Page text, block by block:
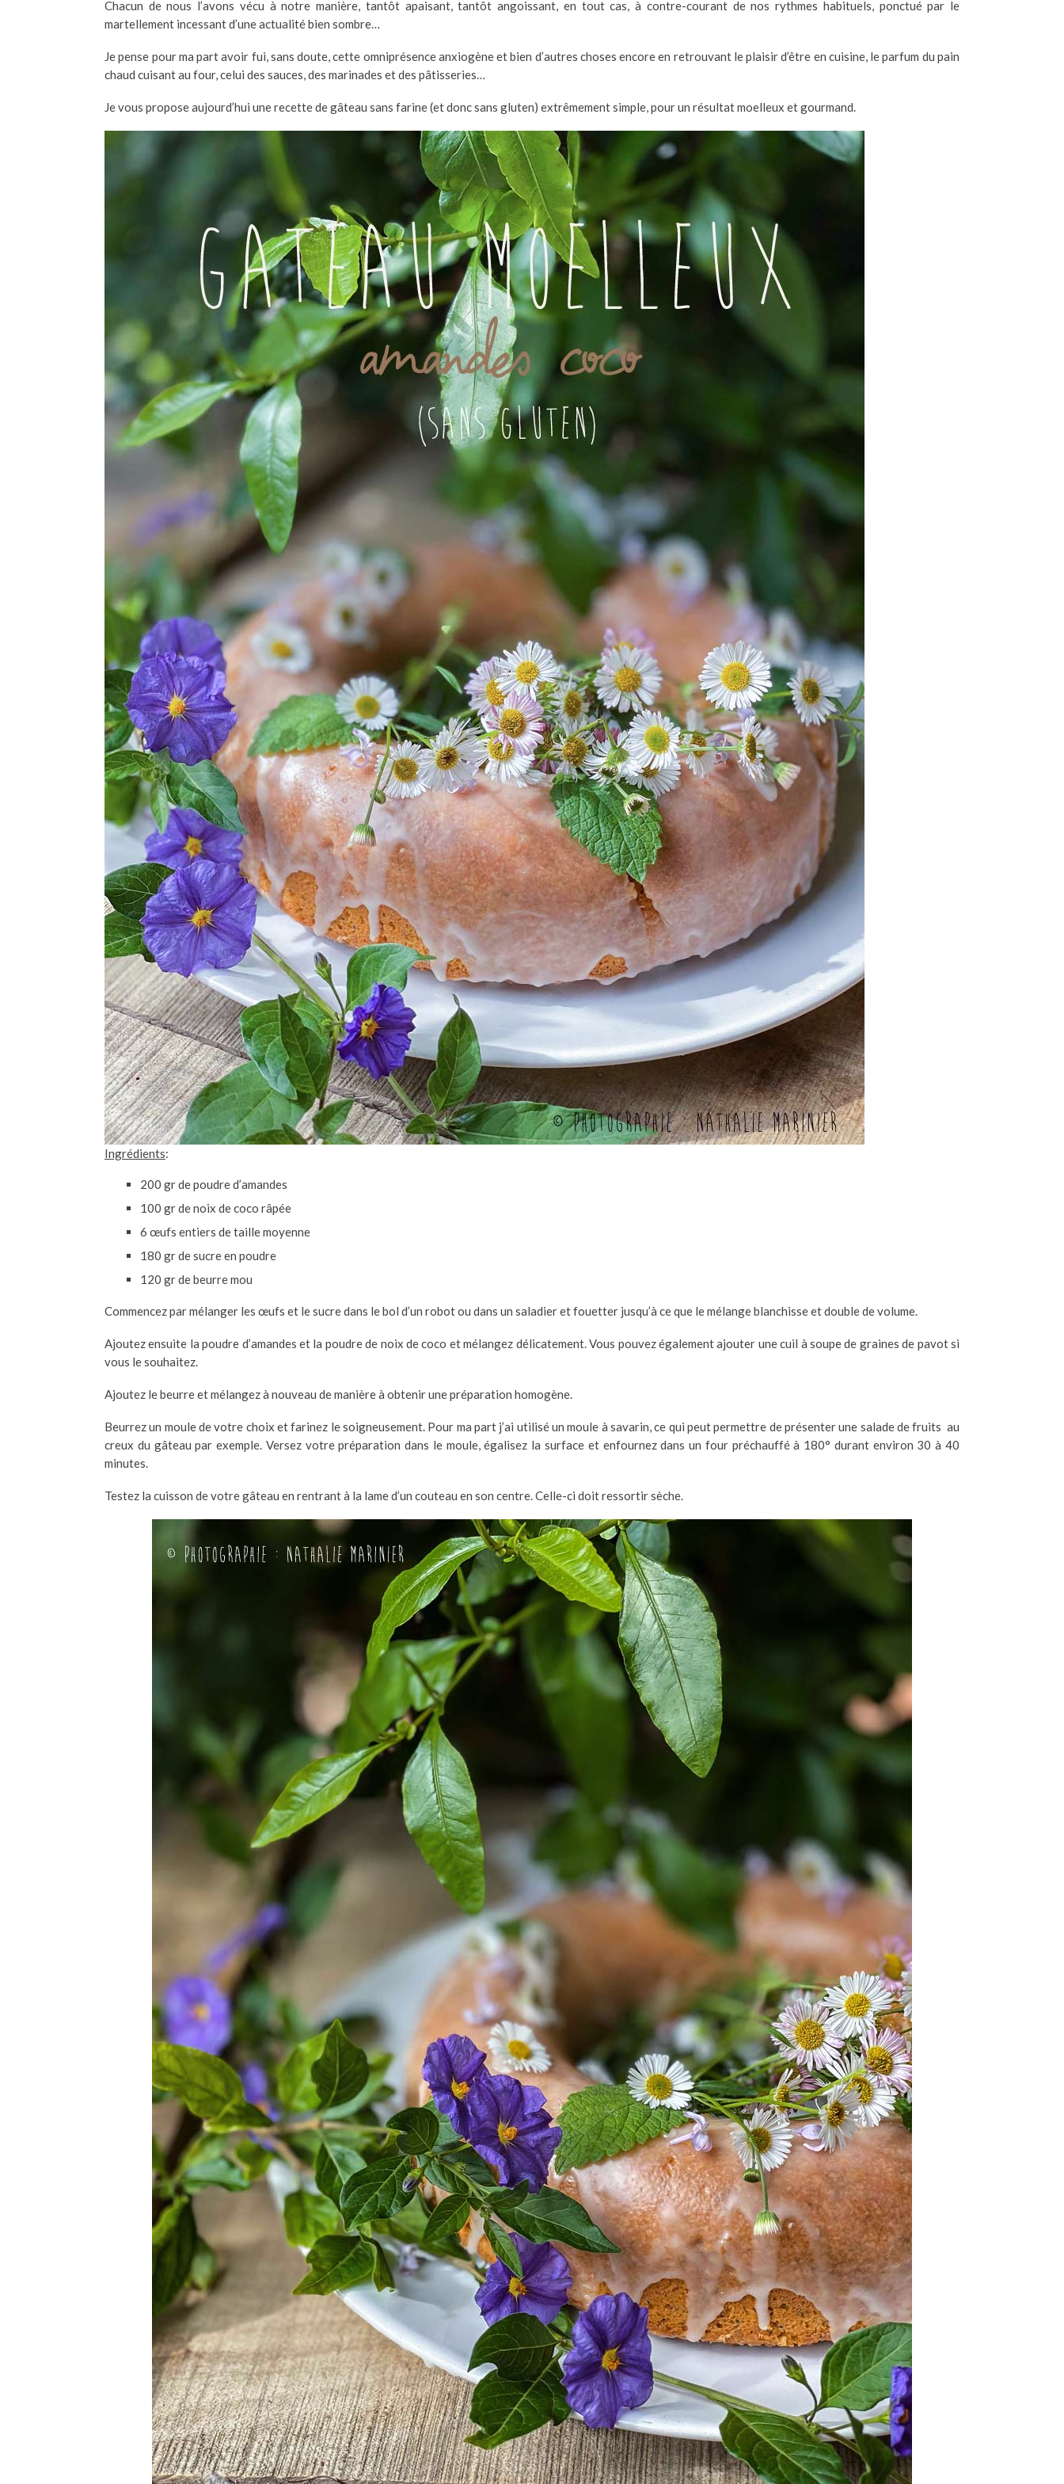
Chacun de nous l’avons vécu à notre manière, tantôt apaisant, tantôt angoissant, en tout cas, à contre-courant de nos rythmes habituels, ponctué par le
martellement incessant d’une actualité bien sombre…
Je pense pour ma part avoir fui, sans doute, cette omniprésence anxiogène et bien d’autres choses encore en retrouvant le plaisir d’être en cuisine, le parfum du pain
chaud cuisant au four, celui des sauces, des marinades et des pâtisseries…
Je vous propose aujourd’hui une recette de gâteau sans farine (et donc sans gluten) extrêmement simple, pour un résultat moelleux et gourmand.
Ingrédients:
200 gr de poudre d’amandes
100 gr de noix de coco râpée
6 œufs entiers de taille moyenne
180 gr de sucre en poudre
120 gr de beurre mou
Commencez par mélanger les œufs et le sucre dans le bol d’un robot ou dans un saladier et fouetter jusqu’à ce que le mélange blanchisse et double de volume.
Ajoutez ensuite la poudre d’amandes et la poudre de noix de coco et mélangez délicatement. Vous pouvez également ajouter une cuil à soupe de graines de pavot si
vous le souhaitez.
Ajoutez le beurre et mélangez à nouveau de manière à obtenir une préparation homogène.
Beurrez un moule de votre choix et farinez le soigneusement. Pour ma part j’ai utilisé un moule à savarin, ce qui peut permettre de présenter une salade de fruits au
creux du gâteau par exemple. Versez votre préparation dans le moule, égalisez la surface et enfournez dans un four préchauffé à 180° durant environ 30 à 40
minutes.
Testez la cuisson de votre gâteau en rentrant à la lame d’un couteau en son centre. Celle-ci doit ressortir sèche.